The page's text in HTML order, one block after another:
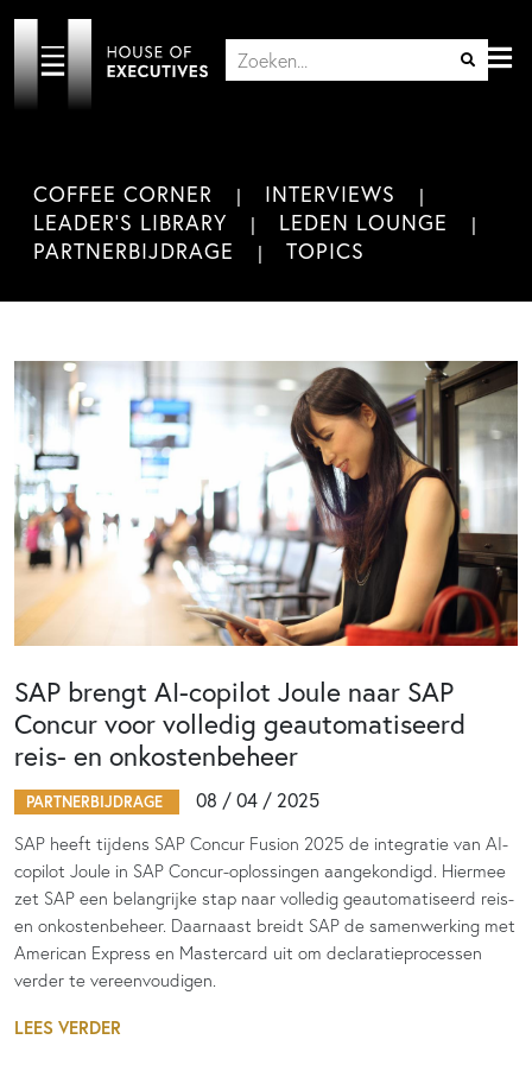
COFFEE CORNER
INTERVIEWS
LEADER'S LIBRARY
LEDEN LOUNGE
PARTNERBIJDRAGE
TOPICS
SAP brengt AI-copilot Joule naar SAP
Concur voor volledig geautomatiseerd
reis- en onkostenbeheer
PARTNERBIJDRAGE 08 / 04 / 2025
SAP heeft tijdens SAP Concur Fusion 2025 de integratie van AI-
copilot Joule in SAP Concur-oplossingen aangekondigd. Hiermee
zet SAP een belangrijke stap naar volledig geautomatiseerd reis-
en onkostenbeheer. Daarnaast breidt SAP de samenwerking met
American Express en Mastercard uit om declaratieprocessen
verder te vereenvoudigen.
LEES VERDER